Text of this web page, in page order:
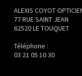
ALEXIS COYOT
77 RUE SAINT JEAN
62520 LE TOUQUET
Téléphone :
03 21 05 10 30